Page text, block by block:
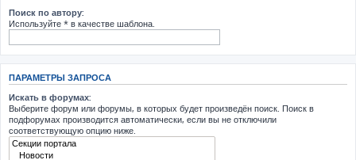
Поиск по автору:
Используйте * в качестве шаблона.
ПАРАМЕТРЫ ЗАПРОСА
Искать в форумах:
Выберите форум или форумы, в которых будет произведён поиск. Поиск в
подфорумах производится автоматически, если вы не отключили
соответствующую опцию ниже.